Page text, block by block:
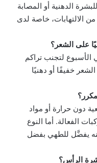
الدهنية أو المصابة
الالتهابات، خاصة لدى
2-3 مرات في الأسبوع لتجنب تراكم
خفيفًا أو دهنيًا
دون حرارة أو مواد
الفعالة. أما النوع
يفضَّل للطهي بفضل